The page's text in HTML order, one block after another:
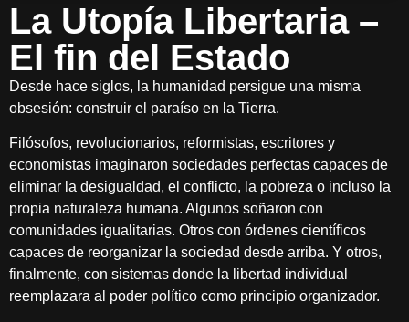
La Utopía Libertaria –
El fin del Estado
Desde hace siglos, la humanidad persigue una misma
obsesión: construir el paraíso en la Tierra.
Filósofos, revolucionarios, reformistas, escritores y
economistas imaginaron sociedades perfectas capaces de
eliminar la desigualdad, el conflicto, la pobreza o incluso la
propia naturaleza humana. Algunos soñaron con
comunidades igualitarias. Otros con órdenes científicos
capaces de reorganizar la sociedad desde arriba. Y otros,
finalmente, con sistemas donde la libertad individual
reemplazara al poder político como principio organizador.